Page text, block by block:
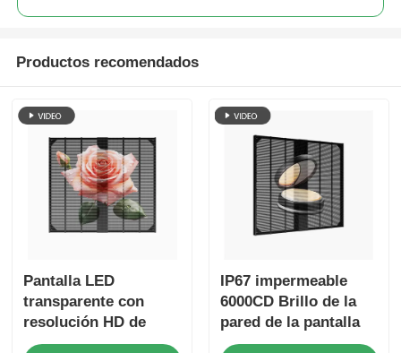
Productos recomendados
Pantalla LED
transparente con
resolución HD de
1920x1080 y brillo de
IP67 impermeable
6000CD Brillo de la
pared de la pantalla
de la pared de la LED